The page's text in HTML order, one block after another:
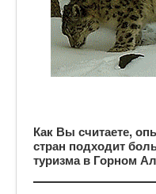
Как Вы считаете,
стран подходит
туризма в Горном